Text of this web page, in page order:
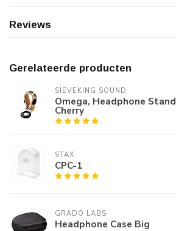
Reviews
Gerelateerde producten
SIEVEKING SOUND
Omega, Headphone Stand
Cherry
STAX
CPC-1
GRADO LABS
Headphone Case Big